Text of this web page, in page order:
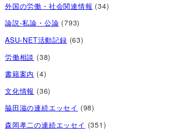
外国の労働・社会関連情報 (34)
論説-私論・公論 (793)
ASU-NET活動記録 (63)
労働相談 (38)
書籍案内 (4)
文化情報 (36)
脇田滋の連続エッセイ (98)
森岡孝二の連続エッセイ (351)